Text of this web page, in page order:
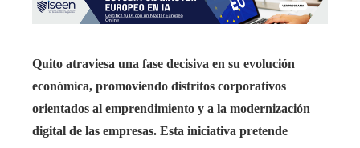
Quito atraviesa una fase decisiva en su evolución
económica, promoviendo distritos corporativos
orientados al emprendimiento y a la modernización
digital de las empresas. Esta iniciativa pretende